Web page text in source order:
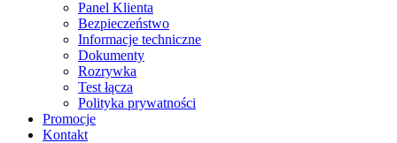
Panel Klienta
Bezpieczeństwo
Informacje techniczne
Dokumenty
Rozrywka
Test łącza
Polityka prywatności
Promocje
Kontakt